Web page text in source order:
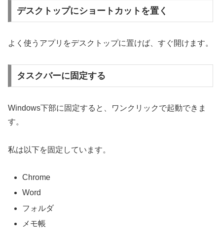
デスクトップにショートカットを置く
よく使うアプリをデスクトップに置けば、すぐ開けます。
タスクバーに固定する
Windows下部に固定すると、ワンクリックで起動できま
す。
私は以下を固定しています。
Chrome
Word
フォルダ
メモ帳